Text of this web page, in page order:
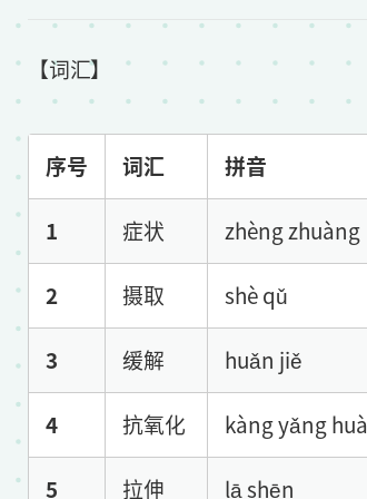
【词汇】
序号 词汇 拼音
1 症状 zhèng zhuàng
2 摄取 shè qǔ
3 缓解 huǎn jiě
4 抗氧化 kàng yǎng huà
5 拉伸 lā shēn